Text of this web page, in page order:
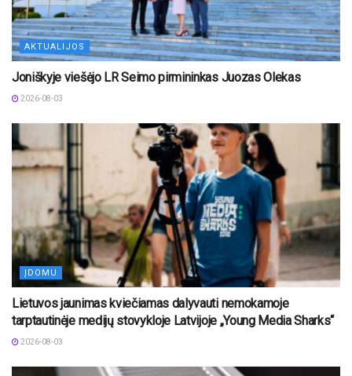
AKTUALIJOS
Joniškyje viešėjo LR Seimo pirmininkas Juozas Olekas
2026-08-03
ĮDOMU
Lietuvos jaunimas kviečiamas dalyvauti nemokamoje
tarptautinėje medijų stovykloje Latvijoje „Young Media Sharks“
2026-08-03